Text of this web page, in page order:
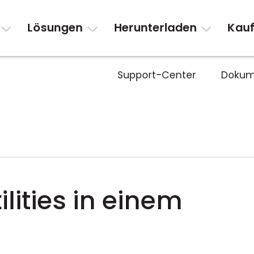
Lösungen Herunterladen
Support-Center
in einem